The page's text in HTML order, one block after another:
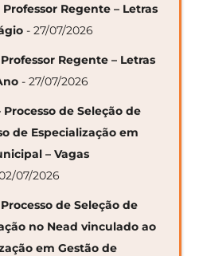
Professor Regente – Letras
- 27/07/2026
Regente – Letras
- 27/07/2026
Processo de Seleção de
de Especialização em
– Vagas
07/2026
de Seleção de
no Nead vinculado ao
em Gestão de